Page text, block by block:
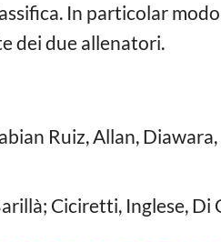
In particolar
dei due allenatori.
Ruiz, Allan,
Ciciretti, Inglese, Di